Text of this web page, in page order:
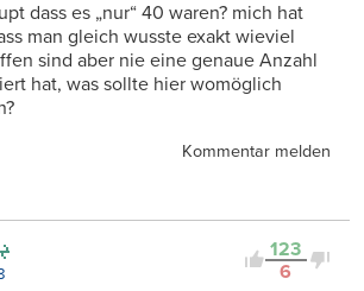
dass es „nur“ 40 waren? mich hat
man gleich wusste exakt wieviel
sind aber nie eine genaue Anzahl
hat, was sollte hier womöglich
Kommentar melden
123
6